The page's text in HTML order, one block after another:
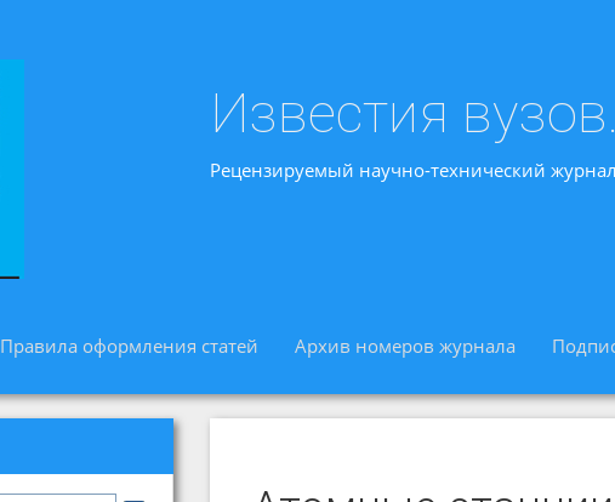
Известия
Рецензируемый научно-технический
Правила оформления статей Архив номеров журнала